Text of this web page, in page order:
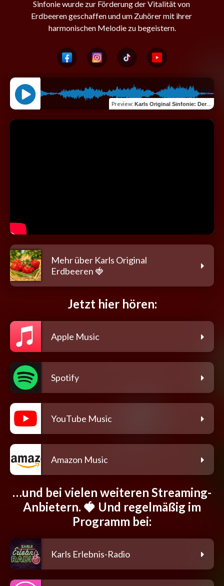
Sinfonie wurde zur Förderung der Vitalität von
Erdbeeren geschaffen und um Zuhörer mit ihrer
harmonischen Melodie zu begeistern.
Preview: Karls Original Sinfonie: Der Musikgeschmack von Erdbeeren
Mehr über Karls Original
Erdbeeren 🍓
Jetzt hier hören:
Apple Music
Spotify
YouTube Music
Amazon Music
…und bei vielen weiteren Streaming-
Anbietern. 🍓 Und regelmäßig im
Programm bei:
Karls Erlebnis-Radio